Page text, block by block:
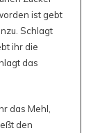
ist gebt
Schlagt
ihr die
das
das Mehl,
den